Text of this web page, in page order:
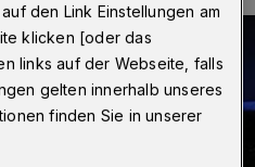
den Link Einstellungen am
klicken [oder das
links auf der Webseite, falls
gelten innerhalb unseres
finden Sie in unserer